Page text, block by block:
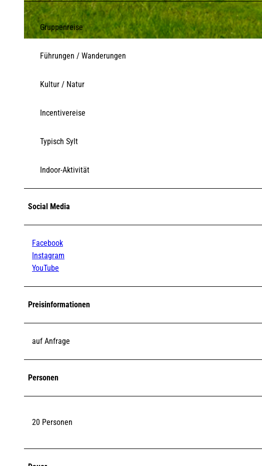
Gruppenreise
Führungen / Wanderungen
Kultur / Natur
Incentivereise
Typisch Sylt
Indoor-Aktivität
Social Media
Facebook
Instagram
YouTube
Preisinformationen
auf Anfrage
Personen
20 Personen